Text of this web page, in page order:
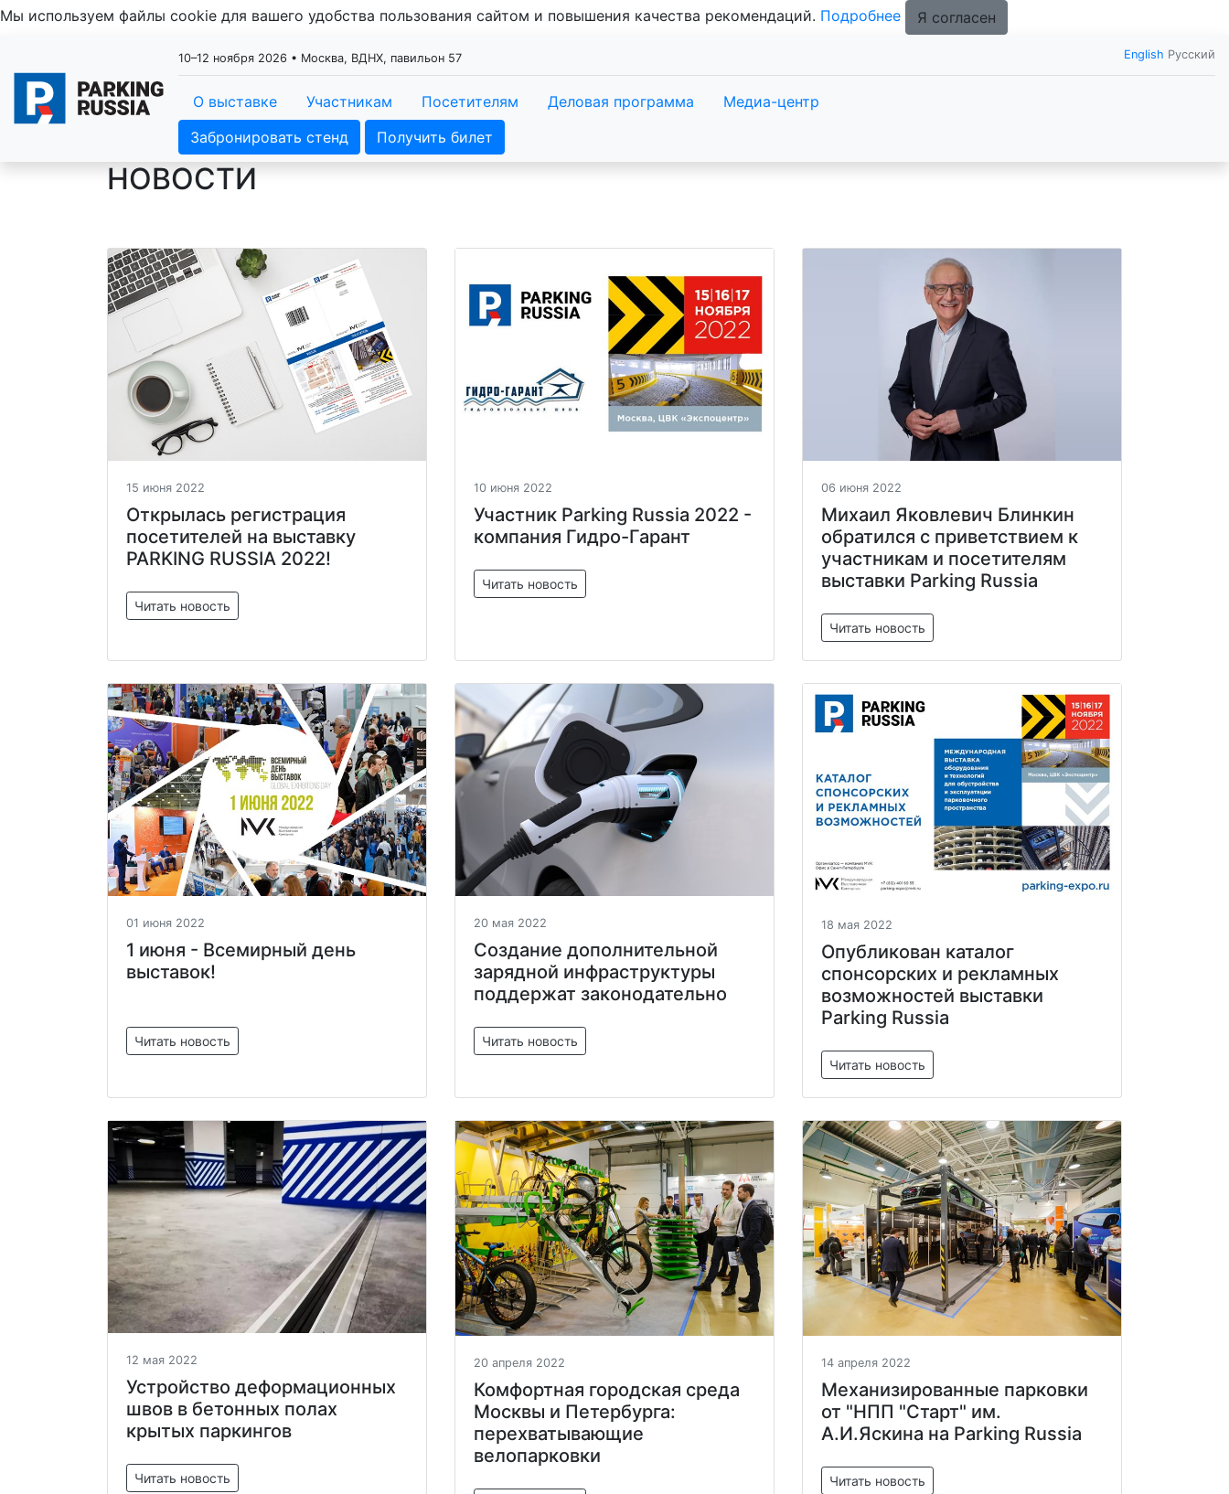
Мы используем файлы cookie для вашего удобства пользования сайтом и повышения качества рекомендаций. Подробнее Я согласен
10–12 ноября 2026 • Москва, ВДНХ, павильон 57 English Русский
О выставке Участникам Посетителям Деловая программа
Медиа-центр
Забронировать стенд
Получить билет
НОВОСТИ
15 июня 2022
Открылась регистрация
посетителей на выставку
PARKING RUSSIA 2022!
Читать новость
10 июня 2022
Участник Parking Russia 2022 -
компания Гидро-Гарант
Читать новость
06 июня 2022
Михаил Яковлевич Блинкин
обратился с приветствием к
участникам и посетителям
выставки Parking Russia
Читать новость
01 июня 2022
1 июня - Всемирный день
выставок!
Читать новость
20 мая 2022
Создание дополнительной
зарядной инфраструктуры
поддержат законодательно
Читать новость
18 мая 2022
Опубликован каталог
спонсорских и рекламных
возможностей выставки
Parking Russia
Читать новость
12 мая 2022
Устройство деформационных
швов в бетонных полах
крытых паркингов
Читать новость
20 апреля 2022
Комфортная городская среда
Москвы и Петербурга:
перехватывающие
велопарковки
14 апреля 2022
Механизированные парковки
от "НПП "Старт" им.
А.И.Яскина на Parking Russia
Читать новость